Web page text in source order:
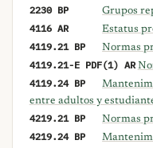
2230 BP Grupos
4116 AR Estatus
4119.21 BP Normas
4119.21-E PDF(1) AR
4119.24 BP
entre adultos y
4219.21 BP Normas
4219.24 BP